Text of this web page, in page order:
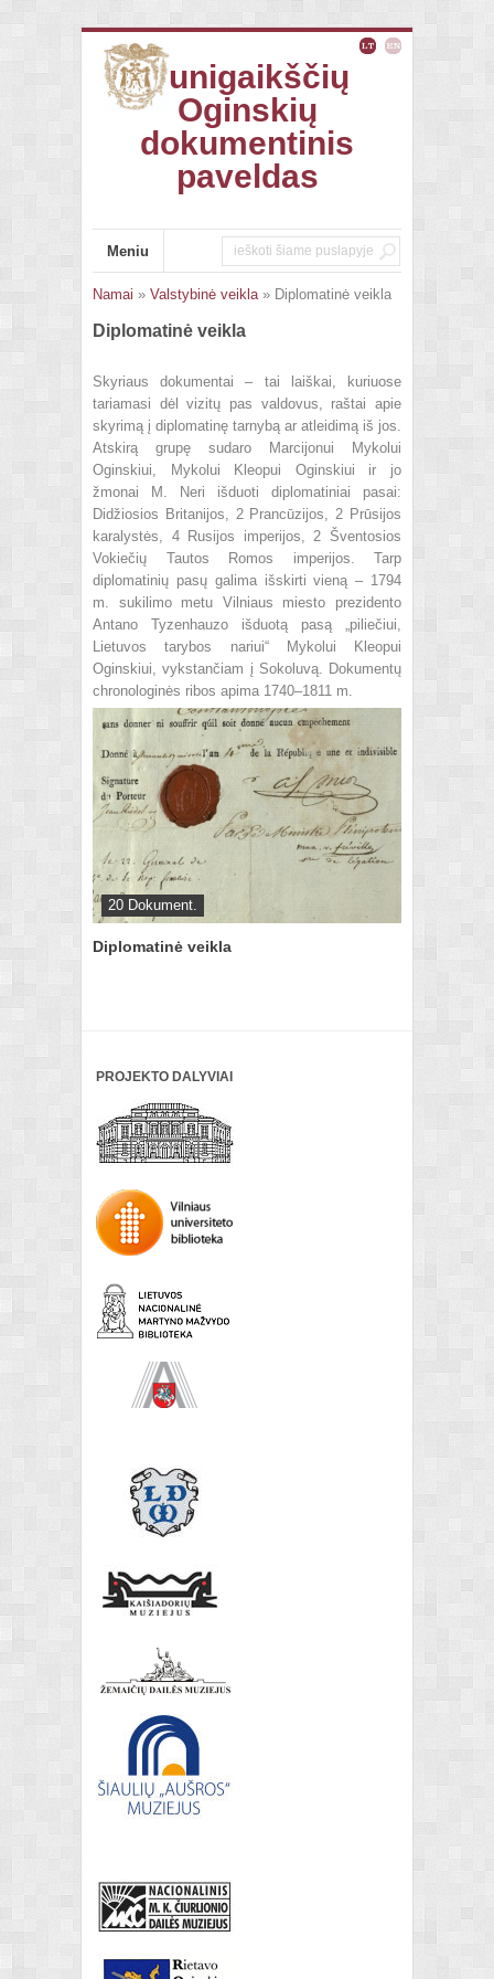
Kunigaikščių
Oginskių
dokumentinis
paveldas
Meniu
Namai » Valstybinė veikla » Diplomatinė veikla
Diplomatinė veikla
Skyriaus dokumentai – tai laiškai, kuriuose
tariamasi dėl vizitų pas valdovus, raštai apie
skyrimą į diplomatinę tarnybą ar atleidimą iš jos.
Atskirą grupę sudaro Marcijonui Mykolui
Oginskiui, Mykolui Kleopui Oginskiui ir jo
žmonai M. Neri išduoti diplomatiniai pasai:
Didžiosios Britanijos, 2 Prancūzijos, 2 Prūsijos
karalystės, 4 Rusijos imperijos, 2 Šventosios
Vokiečių Tautos Romos imperijos. Tarp
diplomatinių pasų galima išskirti vieną – 1794
m. sukilimo metu Vilniaus miesto prezidento
Antano Tyzenhauzo išduotą pasą „piliečiui,
Lietuvos tarybos nariui“ Mykolui Kleopui
Oginskiui, vykstančiam į Sokoluvą. Dokumentų
chronologinės ribos apima 1740–1811 m.
20 Dokument.
Diplomatinė veikla
PROJEKTO DALYVIAI